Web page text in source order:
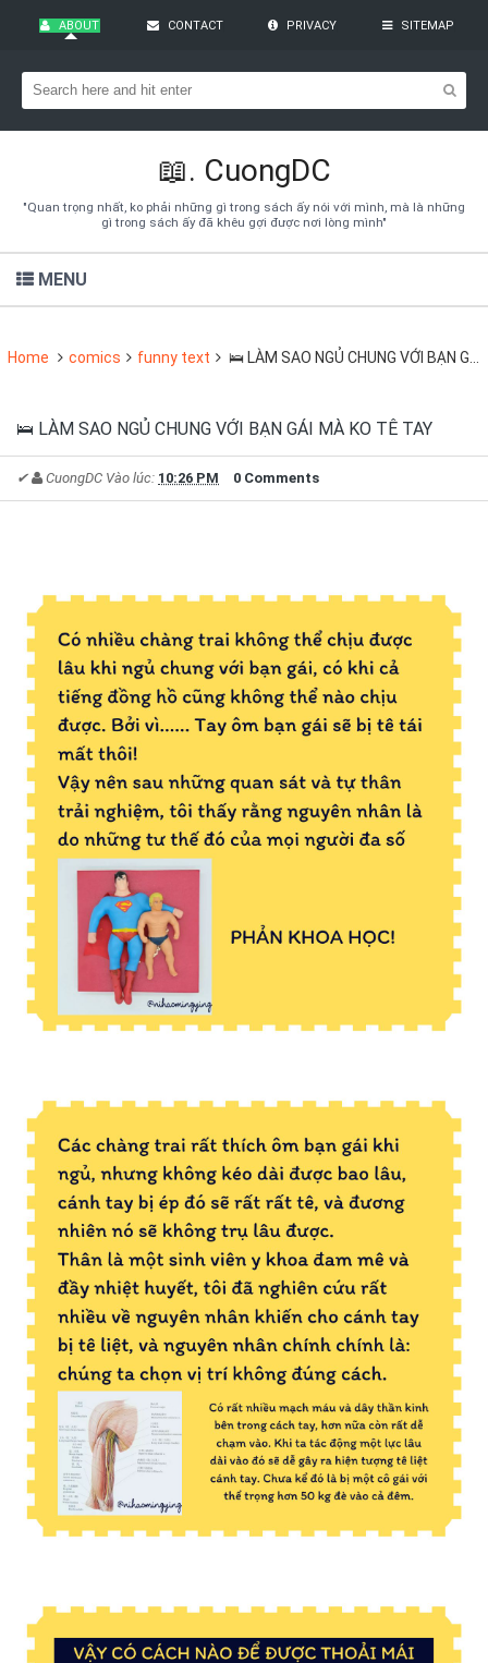
ABOUT CONTACT PRIVACY SITEMAP
📖. CuongDC
"Quan trọng nhất, ko phải những gì trong sách ấy nói với mình, mà là những
gì trong sách ấy đã khêu gợi được nơi lòng mình"
MENU
Home comics funny text 🛌 LÀM SAO NGỦ CHUNG VỚI BẠN GÁI MÀ KO TÊ TAY
🛌 LÀM SAO NGỦ CHUNG VỚI BẠN GÁI MÀ KO TÊ TAY
✔ CuongDC Vào lúc: 10:26 PM 0 Comments
Bạn đang cần tìm kiếm gì?
Theo dõi blog qua Email
Hãy đăng kí theo dõi blog để cập nhật những thủ thuật blogger,